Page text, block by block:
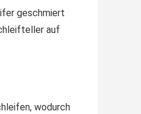
geschmiert
auf
wodurch